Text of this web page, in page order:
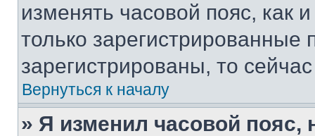
изменять часовой пояс, как
только
зарегистрированы, то
Вернуться к началу
» Я изменил часовой пояс,